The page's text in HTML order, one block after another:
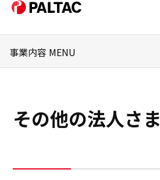
私たちについて
事業内容
事業内容 MENU
PALTACの強み
事業トピックス
その他の法人さま